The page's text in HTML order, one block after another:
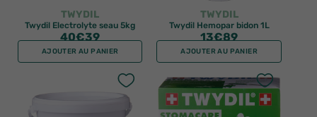
TWYDIL
Twydil Electrolyte seau 5kg
40€39
AJOUTER AU PANIER
TWYDIL
Twydil Hemopar bidon 1L
13€89
AJOUTER AU PANIER